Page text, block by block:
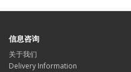
信息咨询
关于我们
Delivery Information